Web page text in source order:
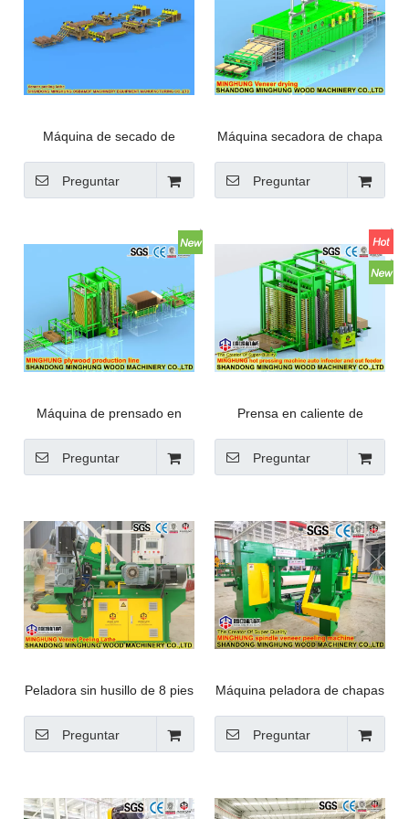
Máquina de secado de
capas
Preguntar
Máquina secadora de chapa
con transportador de malla
Preguntar
Máquina de prensado en
contrachapada de 30 capas
con sistema automático de
Preguntar
Prensa en caliente de
contrachapada de 15 luces
diurnas para la industria del
Preguntar
Peladora sin husillo de 8 pies
pequeño
Preguntar
Máquina peladora de chapas
ahorradora de energía para
línea de madera
Preguntar